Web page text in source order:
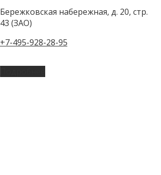
Бережковская набережная, д. 20, стр.
43 (ЗАО)
+7-495-928-28-95